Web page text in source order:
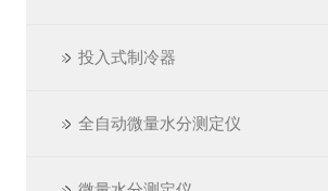
投入式制冷器
全自动微量水分测定仪